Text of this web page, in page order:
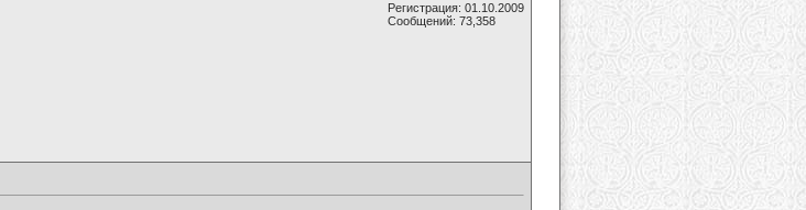
Регистрация: 01.10.2009
Сообщений: 73,358